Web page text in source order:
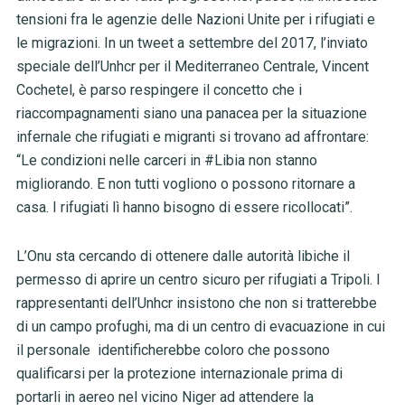
tensioni fra le agenzie delle Nazioni Unite per i rifugiati e
le migrazioni. In un tweet a settembre del 2017, l’inviato
speciale dell’Unhcr per il Mediterraneo Centrale, Vincent
Cochetel, è parso respingere il concetto che i
riaccompagnamenti siano una panacea per la situazione
infernale che rifugiati e migranti si trovano ad affrontare:
“Le condizioni nelle carceri in #Libia non stanno
migliorando. E non tutti vogliono o possono ritornare a
casa. I rifugiati lì hanno bisogno di essere ricollocati”.
L’Onu sta cercando di ottenere dalle autorità libiche il
permesso di aprire un centro sicuro per rifugiati a Tripoli. I
rappresentanti dell’Unhcr insistono che non si tratterebbe
di un campo profughi, ma di un centro di evacuazione in cui
il personale identificherebbe coloro che possono
qualificarsi per la protezione internazionale prima di
portarli in aereo nel vicino Niger ad attendere la